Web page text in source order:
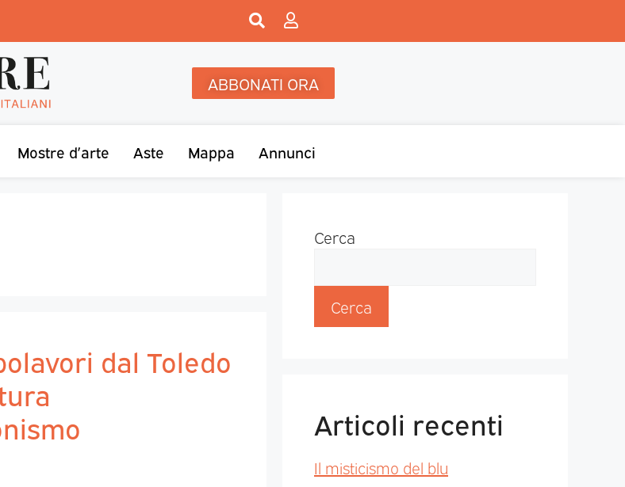
ABBONATI ORA
Mostre d’arte Aste Mappa Annunci
dal Toledo
Cerca
Cerca
Articoli recenti
Il misticismo del blu